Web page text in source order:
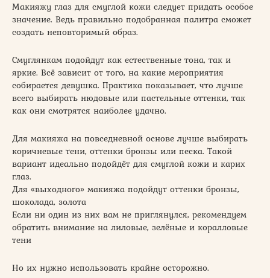
Макияжу глаз для смуглой кожи следует придать особое
значение. Ведь правильно подобранная палитра сможет
создать неповторимый образ.
Смуглянкам подойдут как естественные тона, так и
яркие. Всё зависит от того, на какие мероприятия
собирается девушка. Практика показывает, что лучше
всего выбирать нюдовые или пастельные оттенки, так
как они смотрятся наиболее удачно.
Для макияжа на повседневной основе лучше выбирать
коричневые тени, оттенки бронзы или песка. Такой
вариант идеально подойдёт для смуглой кожи и карих
глаз.
Для «выходного» макияжа подойдут оттенки бронзы,
шоколада, золота
Если ни один из них вам не приглянулся, рекомендуем
обратить внимание на лиловые, зелёные и коралловые
тени
Но их нужно использовать крайне осторожно.